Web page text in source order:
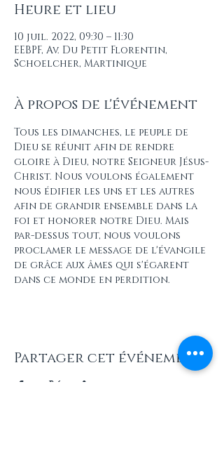
Heure et lieu
10 juil. 2022, 09:30 – 11:30
EEBPF, Av. Du Petit Florentin,
Schoelcher, Martinique
À propos de l'événement
Tous les dimanches, le peuple de
Dieu se réunit afin de rendre
gloire à Dieu, notre Seigneur Jésus-
Christ. Nous voulons également
nous édifier les uns et les autres
afin de grandir ensemble dans la
foi et honorer notre Dieu. Mais
par-dessus tout, nous voulons
proclamer le message de l'évangile
de grâce aux âmes qui s'égarent
dans ce monde en perdition.
Partager cet événement